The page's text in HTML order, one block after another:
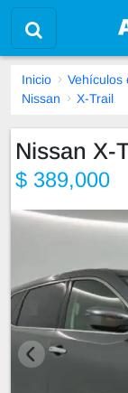
Inicio Vehículos
Nissan
X-Trail
Nissan X-
$ 389,000